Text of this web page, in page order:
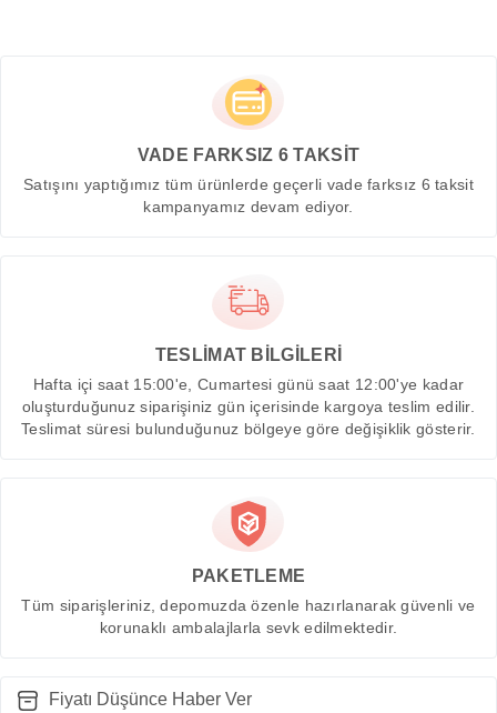
VADE FARKSIZ 6 TAKSİT
Satışını yaptığımız tüm ürünlerde geçerli vade farksız 6 taksit
kampanyamız devam ediyor.
TESLİMAT BİLGİLERİ
Hafta içi saat 15:00'e, Cumartesi günü saat 12:00'ye kadar
oluşturduğunuz siparişiniz gün içerisinde kargoya teslim edilir.
Teslimat süresi bulunduğunuz bölgeye göre değişiklik gösterir.
PAKETLEME
Tüm siparişleriniz, depomuzda özenle hazırlanarak güvenli ve
korunaklı ambalajlarla sevk edilmektedir.
Fiyatı Düşünce Haber Ver